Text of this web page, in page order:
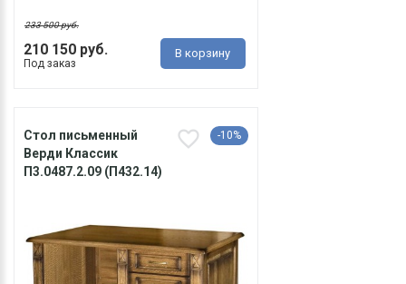
210 150 руб.
233 500 руб.
Под заказ
В корзину
Стол письменный
Верди Классик
П3.0487.2.09 (П432.14)
-10%